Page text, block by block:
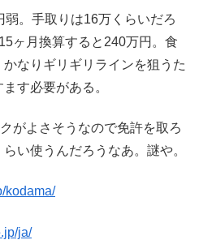
。手取りは16万くらいだろ
ヶ月換算すると240万円。食
なりギリギリラインを狙うた
す必要がある。
がよさそうなので免許を取ろ
い使うんだろうなあ。謎や。
kodama/
ja/